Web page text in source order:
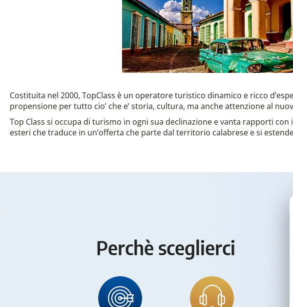
Costituita nel 2000, TopClass è un operatore turistico dinamico e ricco
propensione per tutto cio’ che e’ storia, cultura, ma anche attenzione al
Top Class si occupa di turismo in ogni sua declinazione e vanta rapporti
esteri che traduce in un’offerta che parte dal territorio calabrese e si
Perchè sceglierci